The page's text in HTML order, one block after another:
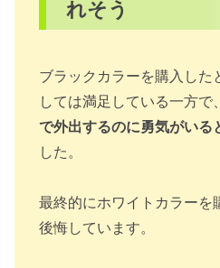
れそう
ブラックカラーを購入した
しては満足している一方で、
で外出するのに勇気がいる
した。
最終的にホワイトカラーを
後悔しています。